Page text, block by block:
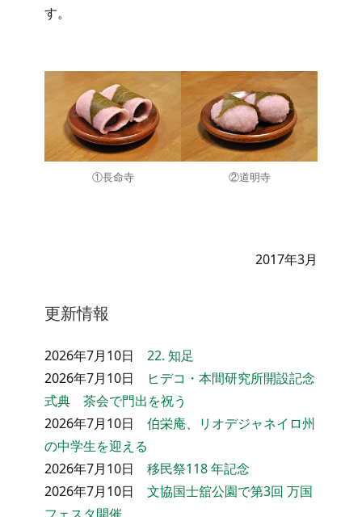
す。
①長命寺 ②道明寺
2017年3月
更新情報
2026年7月10日 22. 知足
2026年7月10日
ヒデコ・本間研究所開設記念
式典 茶会で門出を祝う
2026年7月10日 伯栄庵、リオデジャネイロ州
の中学生を迎える
2026年7月10日 移民祭118 年記念
2026年7月10日 文協国士舘公園で第3回 万国